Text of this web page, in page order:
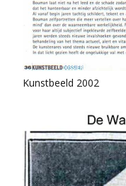
Kunstbeeld 2002